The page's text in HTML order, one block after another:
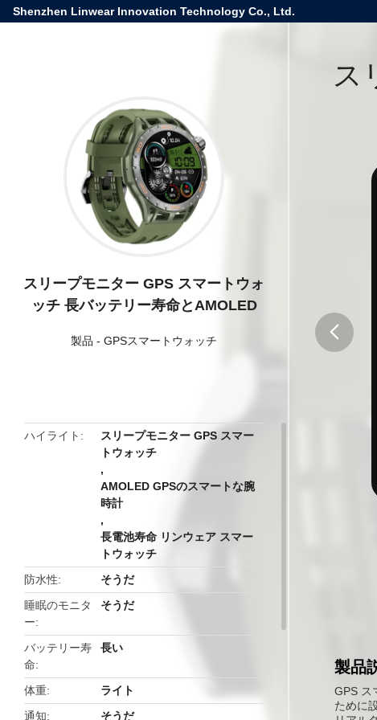
Shenzhen Linwear Innovation Technology Co., Ltd.
スリープモニター GPS スマートウォ
ッチ 長バッテリー寿命とAMOLED
製品 - GPSスマートウォッチ
ハイライト
スリープモニター GPS スマー
トウォッチ
,
AMOLED GPSのスマートな腕
時計
,
長電池寿命 リンウェア スマー
トウォッチ
防水性
そうだ
睡眠のモニタ
ー
そうだ
バッテリー寿
命
長い
体重
ライト
通知
そうだ
ス
製品
GPS ス
ために